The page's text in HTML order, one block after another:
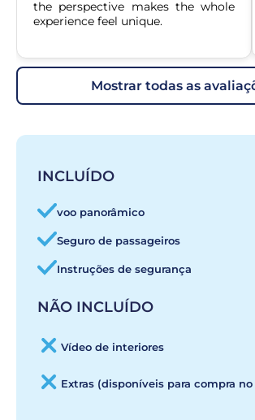
the perspective makes the whole
experience feel unique.
mostrar todas as
INCLUÍDO
voo panorâmico
Seguro de passageiros
Instruções de segurança
NÃO INCLUÍDO
Vídeo de interiores
Extras (disponíveis para compra